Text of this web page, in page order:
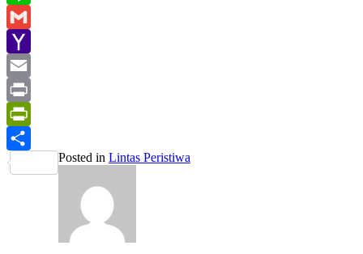
Line
Gmail
Yahoo
Mail
Email
Print
PrintFriendly
Share
Posted in Lintas Peristiwa